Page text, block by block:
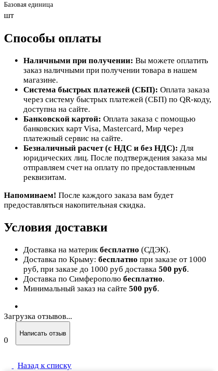
Базовая единица
шт
Способы оплаты
Наличными при получении: Вы можете оплатить
заказ наличными при получении товара в нашем
магазине.
Система быстрых платежей (СБП): Оплата заказа
через систему быстрых платежей (СБП) по QR-коду,
доступна на сайте.
Банковской картой: Оплата заказа с помощью
банковских карт Visa, Mastercard, Мир через
платежный сервис на сайте.
Безналичный расчет (с НДС и без НДС): Для
юридических лиц. После подтверждения заказа мы
отправляем счет на оплату по предоставленным
реквизитам.
Напоминаем! После каждого заказа вам будет
предоставляться накопительная скидка.
Условия доставки
Доставка на материкбесплатно (СДЭК).
Доставка по Крыму: бесплатно при заказе от 1000
руб, при заказе до 1000 руб доставка 500 руб.
Доставка по Симферополю бесплатно.
Минимальный заказ на сайте 500 руб.
Загрузка отзывов...
0
Написать отзыв
Назад к списку